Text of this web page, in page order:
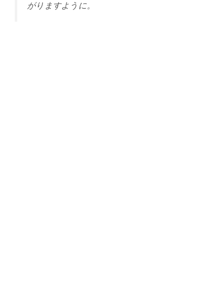
がりますように。